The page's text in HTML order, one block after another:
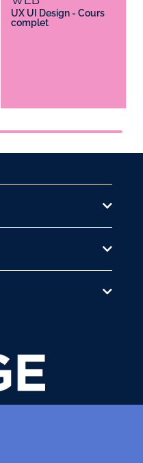
UX UI Design - Cours
complet